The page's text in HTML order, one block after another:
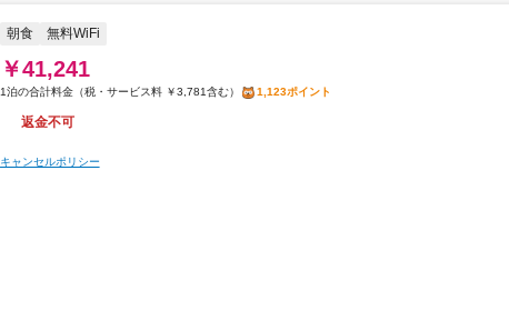
朝食 無料WiFi
￥41,241
税・サービス料 ￥3,781含む 1,123ポイント
返金不可
キャンセルポリシー